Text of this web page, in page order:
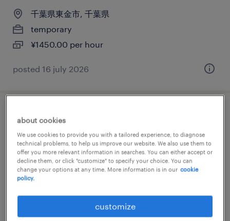
千葉県東金市, 千葉県
temporary
¥1450.00 per hour
posted 16 july 2026
金属・非金属の組立・部品加工、マシンオ
ペレーター、その他（製造）、仕分け・ピ
ッキング・梱包
千葉県東金市, 千葉県
about cookies
We use cookies to provide you with a tailored experience, to diagnose
technical problems, to help us improve our website. We also use them to
offer you more relevant information in searches. You can either accept or
decline them, or click "customize" to specify your choice. You can
change your options at any time. More information is in our cookie
policy.
customize